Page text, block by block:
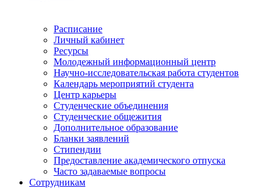
Расписание
Личный кабинет
Ресурсы
Молодежный информационный центр
Научно-исследовательская работа студентов
Календарь мероприятий студента
Центр карьеры
Студенческие объединения
Студенческие общежития
Дополнительное образование
Бланки заявлений
Стипендии
Предоставление академического отпуска
Часто задаваемые вопросы
Сотрудникам